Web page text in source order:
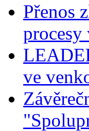
Přenos
procesy
ve